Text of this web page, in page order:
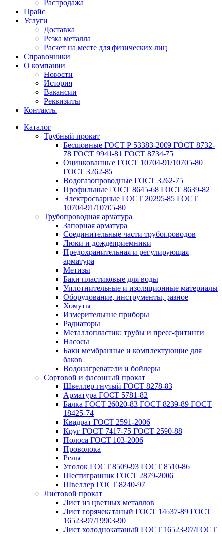
Распродажа
Прайс
Услуги
Доставка
Резка металла
Расчет на месте для физических лиц
Справочники
О компании
Новости
История
Вакансии
Реквизиты
Контакты
Каталог
Трубный прокат
Беcшовные ГОСТ Р 53383-2009 ГОСТ 8732-
78 ГОСТ 9941-81 ГОСТ 8734-75
Оцинкованные ГОСТ 10704-91/10705-80
ГОСТ 3262-85
Водогазопроводные ГОСТ 3262-75
Профильные ГОСТ 8645-68 ГОСТ 8639-82
Электросварные ГОСТ 20295-85 ГОСТ
10704-91/10705-80
Трубопроводная арматура
Запорная арматура
Соединительные части трубопроводов
Люки и дождеприемники
Предохранительная и регулирующая
арматура
Метизы
Баки пластиковые для воды
Уплотнительные и изоляционные материалы
Оборудование, инструменты, разное
Хомуты
Измерительные приборы
Радиаторы
Металлопластик: трубы и пресс-фитинги
Насосы
Баки мембранные и комплектующие для
баков
Водонагреватели и бойлеры
Сортовой и фасонный прокат
Швеллер гнутый ГОСТ 8278-83
Арматура ГОСТ 5781-82
Балка ГОСТ 26020-83 ГОСТ 8239-89 ГОСТ
18425-74
Квадрат ГОСТ 2591-2006
Круг ГОСТ 7417-75 ГОСТ 2590-88
Полоса ГОСТ 103-2006
Проволока
Рельс
Уголок ГОСТ 8509-93 ГОСТ 8510-86
Шестигранник ГОСТ 2879-2006
Швеллер ГОСТ 8240-97
Листовой прокат
Лист из цветных металлов
Лист горячекатаный ГОСТ 14637-89 ГОСТ
16523-97/19903-90
Лист холоднокатаный ГОСТ 16523-97/ГОСТ